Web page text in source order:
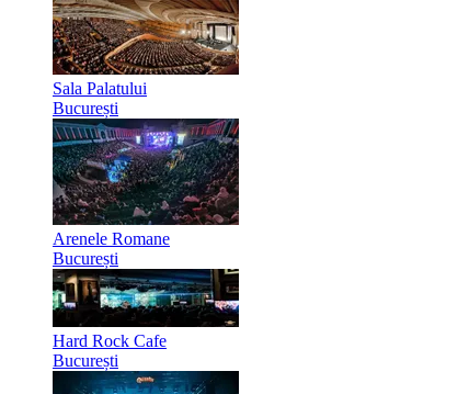
Sala Palatului
București
Arenele Romane
București
Hard Rock Cafe
București